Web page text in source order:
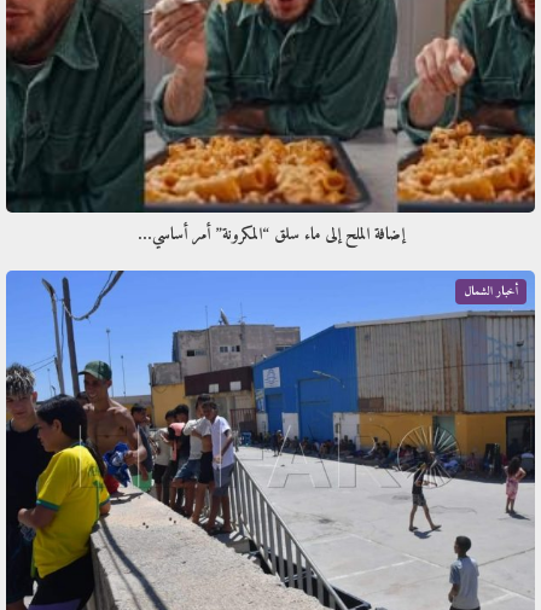
إضافة الملح إلى ماء سلق “المكرونة” أمر أساسي…
أخبار الشمال